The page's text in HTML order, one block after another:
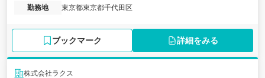
勤務地
東京都東京都千代田区
ブックマーク 詳細をみる
株式会社ラクス